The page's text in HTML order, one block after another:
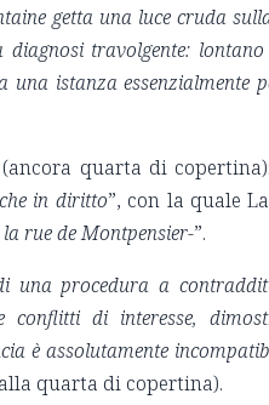
getta una luce cruda
diagnosi travolgente:
una istanza
quarta di
in diritto”, con la quale
la rue de Montpensier-”.
di una procedura a
conflitti di interesse,
è assolutamente
quarta di copertina).